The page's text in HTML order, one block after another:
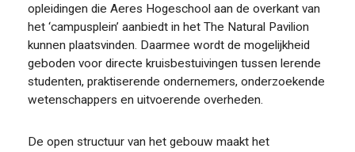
opleidingen die Aeres Hogeschool aan de overkant van
het ‘campusplein’ aanbiedt in het The Natural Pavilion
kunnen plaatsvinden. Daarmee wordt de mogelijkheid
geboden voor directe kruisbestuivingen tussen lerende
studenten, praktiserende ondernemers, onderzoekende
wetenschappers en uitvoerende overheden.
De open structuur van het gebouw maakt het